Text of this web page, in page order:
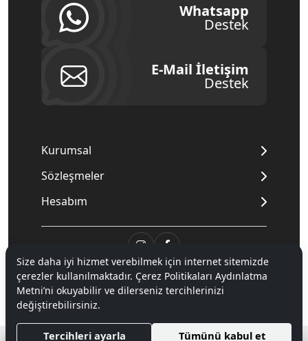
Whatsapp
Destek
E-Mail İletişim
Destek
Kurumsal
Sözleşmeler
Hesabım
© 2020Mnpc. Tüm hakları saklıdır.
Hipotenüs Yeni Nesil E-Ticaret Sistemleri ile Hazırlanmıştır.
Size daha iyi hizmet verebilmek için internet sitemizde
çerezler kullanılmaktadır. Çerez Politikaları Aydınlatma
Metni’ni okuyabilir ve dilerseniz tercihlerinizi
değiştirebilirsiniz.
Tercihleri ayarla Tümünü kabul et